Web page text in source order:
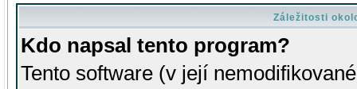
Záležitosti
Kdo napsal tento program?
Tento software (v její